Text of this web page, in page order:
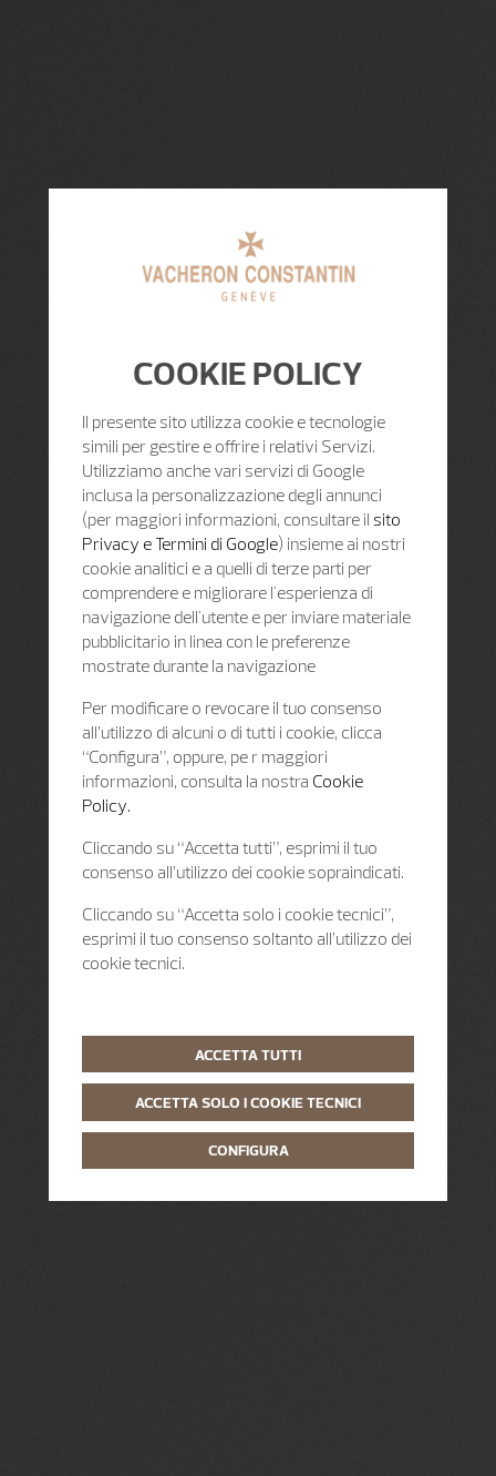
COOKIE POLICY
Il presente sito utilizza cookie e tecnologie
simili per gestire e offrire i relativi Servizi.
Utilizziamo anche vari servizi di Google
inclusa la personalizzazione degli annunci
(per maggiori informazioni, consultare il sito
Privacy e Termini di Google) insieme ai nostri
cookie analitici e a quelli di terze parti per
comprendere e migliorare l'esperienza di
navigazione dell'utente e per inviare materiale
pubblicitario in linea con le preferenze
mostrate durante la navigazione
Per modificare o revocare il tuo consenso
all’utilizzo di alcuni o di tutti i cookie, clicca
“Configura”, oppure, pe r maggiori
informazioni, consulta la nostra Cookie
Policy.
Cliccando su “Accetta tutti”, esprimi il tuo
consenso all’utilizzo dei cookie sopraindicati.
Cliccando su “Accetta solo i cookie tecnici”,
esprimi il tuo consenso soltanto all’utilizzo dei
cookie tecnici.
ACCETTA TUTTI
ACCETTA SOLO I COOKIE TECNICI
CONFIGURA